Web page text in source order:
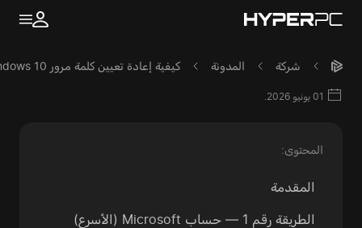
شركة المدونة كيفية إعادة تعيين كلمة مرور Windows 10 و11 المنسية: جميع الطرق
المحتوى:
المقدمة
الطريقة رقم 1 — حساب Microsoft (الأسرع)